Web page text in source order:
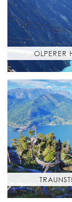
OLPERER